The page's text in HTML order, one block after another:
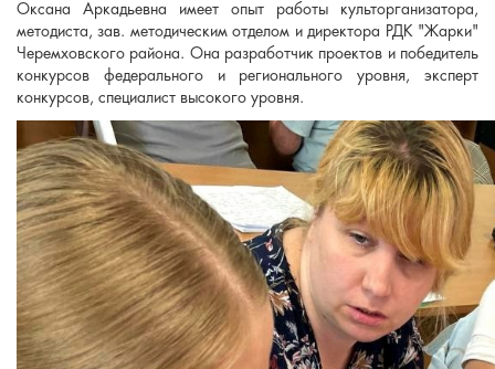
Оксана Аркадьевна имеет опыт работы культорганизатора,
методиста, зав. методическим отделом и директора РДК "Жарки"
Черемховского района. Она разработчик проектов и победитель
конкурсов федерального и регионального уровня, эксперт
конкурсов, специалист высокого уровня.